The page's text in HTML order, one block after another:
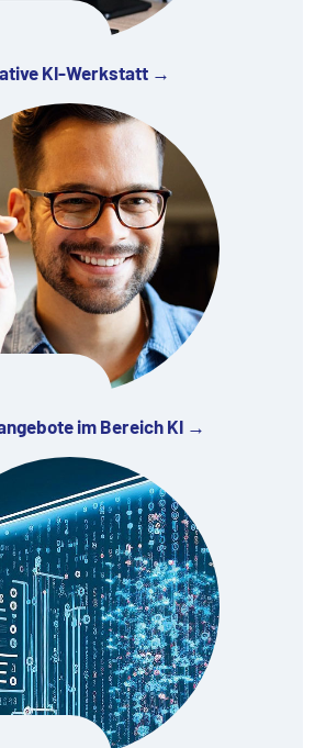
KI-Werkstatt →
im Bereich KI →